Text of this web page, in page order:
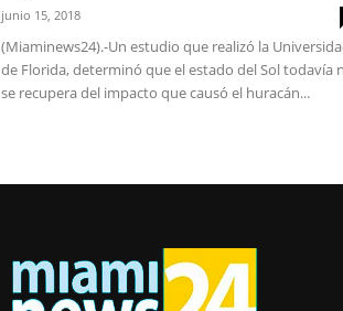
junio 15, 2018
(Miaminews24).-Un estudio que realizó la
de Florida, determinó que el estado del Sol todavía
se recupera del impacto que causó el huracán...